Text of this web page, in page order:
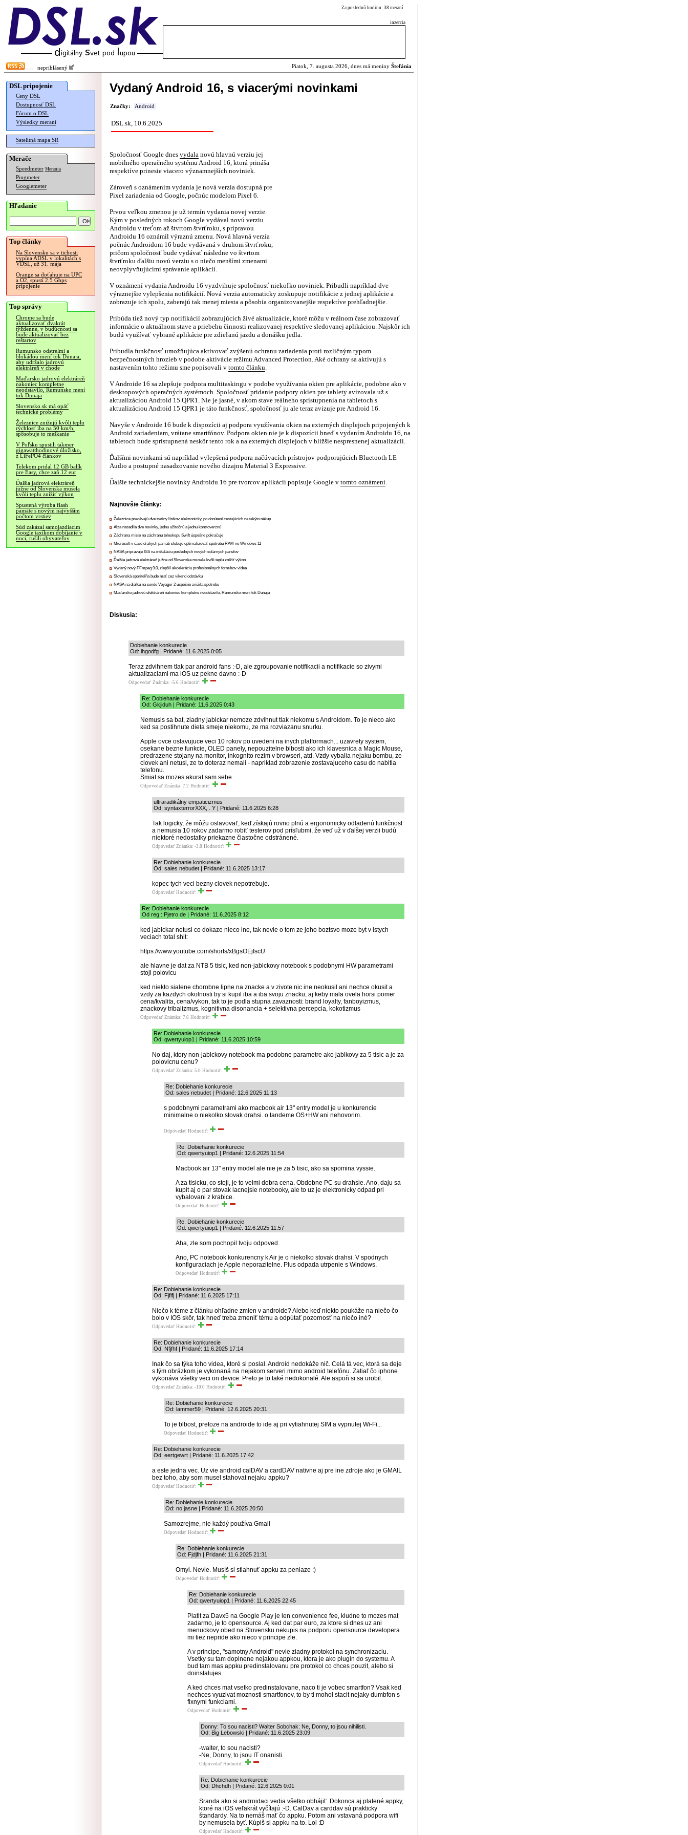
Za poslednú hodinu: 38 meraní
inzercia
neprihlásený Piatok, 7. augusta 2026, dnes má meniny Štefánia
DSL pripojenie
Ceny DSL
Dostupnosť DSL
Fórum o DSL
Výsledky meraní
Satelitná mapa SR
Merače
Speedmeter Merania
Pingmeter
Googlemeter
Hľadanie
Top články
Na Slovensku sa v tichosti
vypína ADSL v lokalitách s
VDSL, už 31. mája
Orange sa doťahuje na UPC
a O2, spustí 2.5 Gbps
pripojenie
Top správy
Chrome sa bude
aktualizovať dvakrát
týždenne, v budúcnosti sa
bude aktualizovať bez
reštartov
Rumunsko odstrelmi a
blokádou mení tok Dunaja,
aby udržalo jadrovú
elektráreň v chode
Maďarsko jadrovú elektráreň
nakoniec kompletne
neodstavilo, Rumunsko mení
tok Dunaja
Slovensko.sk má opäť
technické problémy
Železnice znižujú kvôli teplu
rýchlosť iba na 50 km/h,
spôsobuje to meškanie
V Poľsku spustili takmer
gigawatthodinové úložisko,
z LiFePO4 článkov
Telekom pridal 12 GB balík
pre Easy, chce zaň 12 eur
Ďalšia jadrová elektráreň
južne od Slovenska musela
kvôli teplu znížiť výkon
Spustená výroba flash
pamäte s novým najvyšším
počtom vrstiev
Súd zakázal samojazdiacim
Google taxíkom dobíjanie v
noci, rušili obyvateľov
Vydaný Android 16, s viacerými novinkami
Značky: Android
DSL.sk, 10.6.2025
Spoločnosť Google dnes vydala novú hlavnú verziu jej
mobilného operačného systému Android 16, ktorá prináša
respektíve prinesie viacero významnejších noviniek.
Zároveň s oznámením vydania je nová verzia dostupná pre
Pixel zariadenia od Google, počnúc modelom Pixel 6.
Prvou veľkou zmenou je už termín vydania novej verzie.
Kým v posledných rokoch Google vydával novú verziu
Androidu v treťom až štvrtom štvrťroku, s prípravou
Androidu 16 oznámil výraznú zmenu. Nová hlavná verzia
počnúc Androidom 16 bude vydávaná v druhom štvrťroku,
pričom spoločnosť bude vydávať následne vo štvrtom
štvrťroku ďalšiu novú verziu s o niečo menšími zmenami
neovplyvňujúcimi správanie aplikácií.
V oznámení vydania Androidu 16 vyzdvihuje spoločnosť niekoľko noviniek. Pribudli napríklad dve
výraznejšie vylepšenia notifikácií. Nová verzia automaticky zoskupuje notifikácie z jednej aplikácie a
zobrazuje ich spolu, zaberajú tak menej miesta a pôsobia organizovanejšie respektíve prehľadnejšie.
Pribúda tiež nový typ notifikácií zobrazujúcich živé aktualizácie, ktoré môžu v reálnom čase zobrazovať
informácie o aktuálnom stave a priebehu činnosti realizovanej respektíve sledovanej aplikáciou. Najskôr ich
budú využívať vybrané aplikácie pre zdieľanú jazdu a donášku jedla.
Pribudla funkčnosť umožňujúca aktivovať zvýšenú ochranu zariadenia proti rozličným typom
bezpečnostných hrozieb v podobe aktivácie režimu Advanced Protection. Aké ochrany sa aktivujú s
nastavením tohto režimu sme popisovali v tomto článku.
V Androide 16 sa zlepšuje podpora multitaskingu v podobe využívania okien pre aplikácie, podobne ako v
desktopových operačných systémoch. Spoločnosť pridanie podpory okien pre tablety avizovala už s
aktualizáciou Android 15 QPR1. Nie je jasné, v akom stave reálneho sprístupnenia na tabletoch s
aktualizáciou Android 15 QPR1 je táto funkčnosť, spoločnosť ju ale teraz avizuje pre Android 16.
Navyše v Androide 16 bude k dispozícii aj podpora využívania okien na externých displejoch pripojených k
Android zariadeniam, vrátane smartfónov. Podpora okien nie je k dispozícii hneď s vydaním Androidu 16, na
tabletoch bude sprístupnená neskôr tento rok a na externých displejoch v bližšie nespresnenej aktualizácii.
Ďalšími novinkami sú napríklad vylepšená podpora načúvacích prístrojov podporujúcich Bluetooth LE
Audio a postupné nasadzovanie nového dizajnu Material 3 Expressive.
Ďalšie technickejšie novinky Androidu 16 pre tvorcov aplikácií popisuje Google v tomto oznámení.
Najnovšie články:
Železnice predávajú dve tretiny lístkov elektronicky, po donútení cestujúcich na takýto nákup
Alza nasadila dve novinky, jednu užitočnú a jednu kontroverznú
Záchrana misie na záchranu teleskopu Swift úspešne pokračuje
Microsoft v čase drahých pamätí sľubuje optimalizovať spotrebu RAM vo Windows 11
NASA pripravuje ISS na inštaláciu posledných nových solárnych panelov
Ďalšia jadrová elektráreň južne od Slovenska musela kvôli teplu znížiť výkon
Vydaný nový FFmpeg 9.0, zlepšil akceleráciu profesionálnych formátov videa
Slovenská sporiteľňa bude mať cez víkend odstávku
NASA na diaľku na sonde Voyager 2 úspešne znížila spotrebu
Maďarsko jadrovú elektráreň nakoniec kompletne neodstavilo, Rumunsko mení tok Dunaja
Diskusia:
Dobiehanie konkurecie
Od: ihgodfg | Pridané: 11.6.2025 0:05
Teraz zdvihnem tlak par android fans :-D, ale zgroupovanie notifikacii a notifikacie so zivymi
aktualizaciami ma iOS uz pekne davno :-D
Odpovedať Známka: -5.6 Hodnotiť:
Re: Dobiehanie konkurecie
Od: Gkjiduh | Pridané: 11.6.2025 0:43
Nemusis sa bat, ziadny jablckar nemoze zdvihnut tlak niekomu s Androidom. To je nieco ako
ked sa postihnute dieta smeje niekomu, ze ma rozviazanu snurku.
Apple ovce oslavujuce veci 10 rokov po uvedeni na inych platformach... uzavrety system,
osekane bezne funkcie, OLED panely, nepouzitelne blbosti ako ich klavesnica a Magic Mouse,
predrazene stojany na monitor, inkognito rezim v browseri, atd. Vzdy vybalia nejaku bombu, ze
clovek ani netusi, ze to doteraz nemali - napriklad zobrazenie zostavajuceho casu do nabitia
telefonu.
Smiat sa mozes akurat sam sebe.
Odpovedať Známka: 7.2 Hodnotiť:
ultraradikálny empaticizmus
Od: syntaxterrorXXX, . Y | Pridané: 11.6.2025 6:28
Tak logicky, že môžu oslavovať, keď získajú rovno plnú a ergonomicky odladenú funkčnost
a nemusia 10 rokov zadarmo robiť testerov pod prísľubmi, že veď už v ďalšej verzii budú
niektoré nedostatky priekazne čiastočne odstránené.
Odpovedať Známka: -3.8 Hodnotiť:
Re: Dobiehanie konkurecie
Od: sales nebudet | Pridané: 11.6.2025 13:17
kopec tych veci bezny clovek nepotrebuje.
Odpovedať Hodnotiť:
Re: Dobiehanie konkurecie
Od reg.: Pjetro de | Pridané: 11.6.2025 8:12
ked jablckar netusi co dokaze nieco ine, tak nevie o tom ze jeho boztsvo moze byt v istych
veciach total shit:
https://www.youtube.com/shorts/xBgsOEjIscU
ale hlavne je dat za NTB 5 tisic, ked non-jablckovy notebook s podobnymi HW parametrami
stoji polovicu
ked niekto sialene chorobne lipne na znacke a v zivote nic ine neokusil ani nechce okusit a
vzdy za kazdych okolnosti by si kupil iba a iba svoju znacku, aj keby mala ovela horsi pomer
cena/kvalita, cena/vykon, tak to je podla stupna zavaznosti: brand loyalty, fanboyizmus,
znackovy tribalizmus, kognitivna disonancia + selektivna percepcia, kokotizmus
Odpovedať Známka: 7.6 Hodnotiť:
Re: Dobiehanie konkurecie
Od: qwertyuiop1 | Pridané: 11.6.2025 10:59
No daj, ktory non-jablckovy notebook ma podobne parametre ako jablkovy za 5 tisic a je za
polovicnu cenu?
Odpovedať Známka: 5.0 Hodnotiť:
Re: Dobiehanie konkurecie
Od: sales nebudet | Pridané: 12.6.2025 11:13
s podobnymi parametrami ako macbook air 13" entry model je u konkurencie
minimalne o niekolko stovak drahsi. o tandeme OS+HW ani nehovorim.
Odpovedať Hodnotiť:
Re: Dobiehanie konkurecie
Od: qwertyuiop1 | Pridané: 12.6.2025 11:54
Macbook air 13" entry model ale nie je za 5 tisic, ako sa spomina vyssie.
A za tisicku, co stoji, je to velmi dobra cena. Obdobne PC su drahsie. Ano, daju sa
kupit aj o par stovak lacnejsie notebooky, ale to uz je elektronicky odpad pri
vybalovani z krabice.
Odpovedať Hodnotiť:
Re: Dobiehanie konkurecie
Od: qwertyuiop1 | Pridané: 12.6.2025 11:57
Aha, zle som pochopil tvoju odpoved.
Ano, PC notebook konkurencny k Air je o niekolko stovak drahsi. V spodnych
konfiguraciach je Apple neporazitelne. Plus odpada utrpenie s Windows.
Odpovedať Hodnotiť:
Re: Dobiehanie konkurecie
Od: Fjfifj | Pridané: 11.6.2025 17:11
Niečo k téme z článku ohľadne zmien v androide? Alebo keď niekto poukáže na niečo čo
bolo v IOS skôr, tak hneď treba zmeniť tému a odpútať pozornosť na niečo iné?
Odpovedať Hodnotiť:
Re: Dobiehanie konkurecie
Od: Nfjfhf | Pridané: 11.6.2025 17:14
Inak čo sa týka toho videa, ktoré si poslal. Android nedokáže nič. Celá tá vec, ktorá sa deje
s tým obrázkom je vykonaná na nejakom serveri mimo android telefónu. Zatiaľ čo iphone
vykonáva všetky veci on device. Preto je to také nedokonalé. Ale aspoň si sa urobil.
Odpovedať Známka: -10.0 Hodnotiť:
Re: Dobiehanie konkurecie
Od: lammer59 | Pridané: 12.6.2025 20:31
To je blbost, pretoze na androide to ide aj pri vytiahnutej SIM a vypnutej Wi-Fi...
Odpovedať Hodnotiť:
Re: Dobiehanie konkurecie
Od: eertgewrt | Pridané: 11.6.2025 17:42
a este jedna vec. Uz vie android calDAV a cardDAV nativne aj pre ine zdroje ako je GMAIL
bez toho, aby som musel stahovat nejaku appku?
Odpovedať Hodnotiť:
Re: Dobiehanie konkurecie
Od: no jasne | Pridané: 11.6.2025 20:50
Samozrejme, nie každý používa Gmail
Odpovedať Hodnotiť:
Re: Dobiehanie konkurecie
Od: Fjdjfh | Pridané: 11.6.2025 21:31
Omyl. Nevie. Musíš si stiahnuť appku za peniaze :)
Odpovedať Hodnotiť:
Re: Dobiehanie konkurecie
Od: qwertyuiop1 | Pridané: 11.6.2025 22:45
Platit za Davx5 na Google Play je len convenience fee, kludne to mozes mat
zadarmo, je to opensource. Aj ked dat par euro, za ktore si dnes uz ani
menuckovy obed na Slovensku nekupis na podporu opensource developera
mi tiez nepride ako nieco v principe zle.
A v principe, "samotny Android" nevie ziadny protokol na synchronizaciu.
Vsetky su tam doplnene nejakou appkou, ktora je ako plugin do systemu. A
bud tam mas appku predinstalovanu pre protokol co chces pouzit, alebo si
doinstalujes.
A ked chces mat vsetko predinstalovane, naco ti je vobec smartfon? Vsak ked
nechces vyuzivat moznosti smartfonov, to by ti mohol stacit nejaky dumbfon s
fixnymi funkciami.
Odpovedať Hodnotiť:
Donny: To sou nacisti? Walter Sobchak: Ne, Donny, to jsou nihilisti.
Od: Big Lebowski | Pridané: 11.6.2025 23:09
-walter, to sou nacisti?
-Ne, Donny, to jsou IT onanisti.
Odpovedať Hodnotiť:
Re: Dobiehanie konkurecie
Od: Dhchdh | Pridané: 12.6.2025 0:01
Sranda ako si androidaci vedia všetko obhájiť. Dokonca aj platené appky,
ktoré na iOS veľakrát vyčítajú :-D. CalDav a carddav sú prakticky
štandardy. Na to nemáš mať čo appku. Potom ani vstavaná podpora wifi
by nemusela byť. Kúpiš si appku na to. Lol :D
Odpovedať Hodnotiť: